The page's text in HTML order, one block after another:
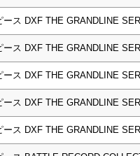
ース DXF THE GRANDLINE
ース DXF THE GRANDLINE
ース DXF THE GRANDLINE
ース DXF THE GRANDLINE
ース DXF THE GRANDLINE